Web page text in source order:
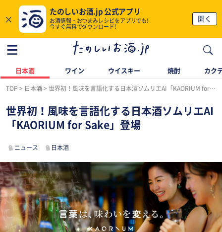
×
たのしいお酒.jp 公式アプリ
お酒情報・おつまみレシピをアプリでも!
今すぐ無料でダウンロード!
開く
日本酒 ワイン ウイスキー 焼酎 カク
TOP 日本酒 世界初！風味を言語化する日本酒ソムリエAI「KAORIUM for Sake」登場
世界初！風味を言語化する日本酒ソムリエAI
「KAORIUM for Sake」登場
ニュース 日本酒